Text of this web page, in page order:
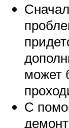
может
С